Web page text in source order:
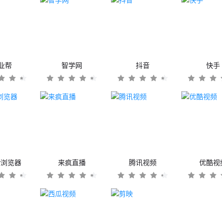
帮 智学网 抖音 快手
览器 来疯直播 腾讯视频 优酷视